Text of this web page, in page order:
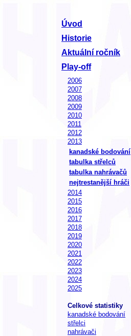
Úvod
Historie
Aktuální ročník
Play-off
2006
2007
2008
2009
2010
2011
2012
2013
kanadské bodování
tabulka střelců
tabulka nahrávačů
nejtrestanější hráči
2014
2015
2016
2017
2018
2019
2020
2021
2022
2023
2024
2025
Celkové statistiky
kanadské bodování
střelci
nahrávači